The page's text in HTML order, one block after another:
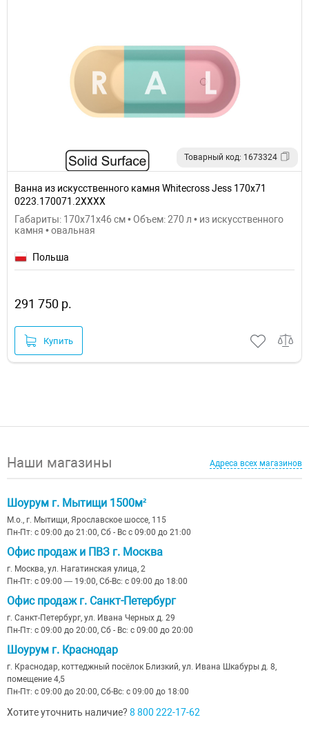
Товарный код: 1673324
Ванна из искусственного камня Whitecross Jess 170x71
0223.170071.2XXXX
Габариты: 170x71x46 см • Объем: 270 л • из искусственного
камня • овальная
Польша
291 750 р.
Купить
Наши магазины Адреса всех магазинов
Шоурум г. Мытищи 1500м²
М.о., г. Мытищи, Ярославское шоссе, 115
Пн-Пт: с 09:00 до 21:00, Сб - Вс с 09:00 до 21:00
Офис продаж и ПВЗ г. Москва
г. Москва, ул. Нагатинская улица, 2
Пн-Пт: с 09:00 — 19:00, Сб-Вс: с 09:00 до 18:00
Офис продаж г. Санкт-Петербург
г. Санкт-Петербург, ул. Ивана Черных д. 29
Пн-Пт: с 09:00 до 20:00, Сб - Вс: с 09:00 до 20:00
Шоурум г. Краснодар
г. Краснодар, коттеджный посёлок Близкий, ул. Ивана Шкабуры д. 8,
помещение 4,5
Пн-Пт: с 09:00 до 20:00, Сб-Вс: с 09:00 до 18:00
Хотите уточнить наличие? 8 800 222-17-62